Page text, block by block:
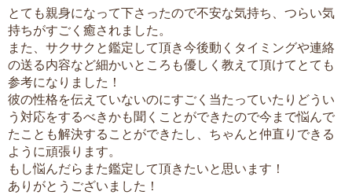
とても親身になって下さったので不安な気持ち、つらい気
持ちがすごく癒されました。
また、サクサクと鑑定して頂き今後動くタイミングや連絡
の送る内容など細かいところも優しく教えて頂けてとても
参考になりました！
彼の性格を伝えていないのにすごく当たっていたりどうい
う対応をするべきかも聞くことができたので今まで悩んで
たことも解決することができたし、ちゃんと仲直りできる
ように頑張ります。
もし悩んだらまた鑑定して頂きたいと思います！
ありがとうございました！